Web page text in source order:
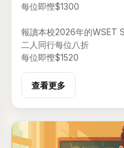
每位即慳$1300
報讀本校2026年的WSET
二人同行每位八折
每位即慳$1520
查看更多